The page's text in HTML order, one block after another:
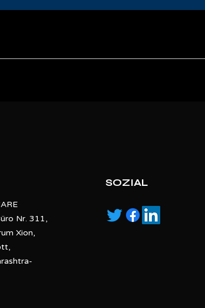
they appear with the listed products, it is only used
so specified.
“m” means own manufactured, “ad” means
Nr. 311,
Xion,
SOZIAL